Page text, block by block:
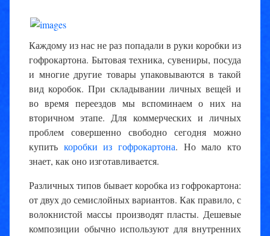
Каждому из нас не раз попадали в руки коробки из
гофрокартона. Бытовая техника, сувениры, посуда
и многие другие товары упаковываются в такой
вид коробок. При складывании личных вещей и
во время переездов мы вспоминаем о них на
вторичном этапе. Для коммерческих и личных
проблем совершенно свободно сегодня можно
купить коробки из гофрокартона. Но мало кто
знает, как оно изготавливается.
Различных типов бывает коробка из гофрокартона:
от двух до семислойных вариантов. Как правило, с
волокнистой массы производят пласты. Дешевые
композиции обычно используют для внутренних